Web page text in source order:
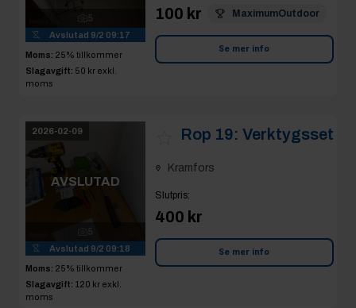
5
Avslutad 9/2 09:17
Moms: 25% tillkommer
Slagavgift: 50 kr exkl.
moms
100 kr MaximumOutdoor
Se mer info
2026-02-09
AVSLUTAD
Avslutad 9/2 09:18
Moms: 25% tillkommer
Slagavgift: 120 kr exkl.
moms
Rop 19: Verktygsset
Kramfors
Slutpris:
400 kr
Se mer info